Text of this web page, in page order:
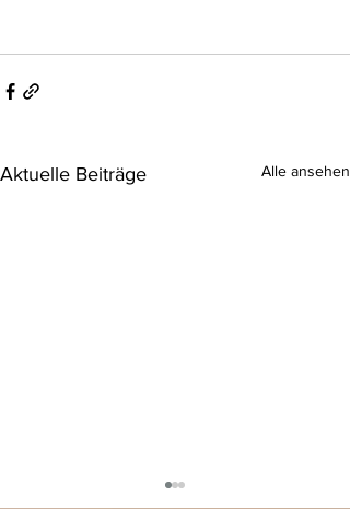
Aktuelle Beiträge Alle ansehen